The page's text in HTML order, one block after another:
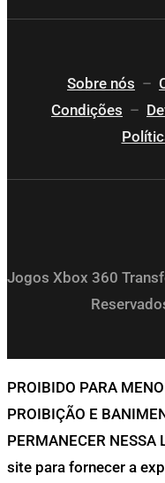
Sobre nós –
Condições –
Jogos Xbox 360
PROIBIDO PARA
PROIBIÇÃO E
PERMANECER
site para fornecer a